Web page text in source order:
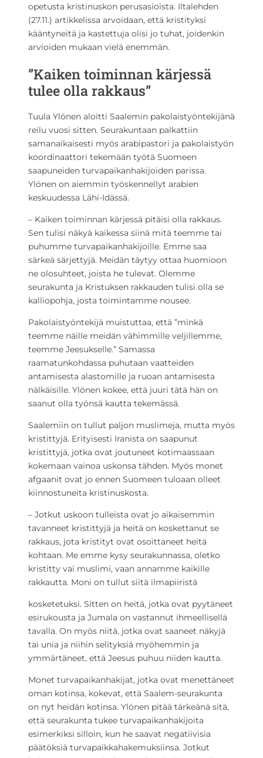
opetusta kristinuskon perusasioista. Iltalehden
(27.11.) artikkelissa arvoidaan, että kristityksi
kääntyneitä ja kastettuja olisi jo tuhat, joidenkin
arvioiden mukaan vielä enemmän.
”Kaiken toiminnan kärjessä
tulee olla rakkaus”
Tuula Ylönen aloitti Saalemin pakolaistyöntekijänä
reilu vuosi sitten. Seurakuntaan palkattiin
samanaikaisesti myös arabipastori ja pakolaistyön
koordinaattori tekemään työtä Suomeen
saapuneiden turvapaikanhakijoiden parissa.
Ylönen on aiemmin työskennellyt arabien
keskuudessa Lähi-Idässä.
– Kaiken toiminnan kärjessä pitäisi olla rakkaus.
Sen tulisi näkyä kaikessa siinä mitä teemme tai
puhumme turvapaikanhakijoille. Emme saa
särkeä särjettyjä. Meidän täytyy ottaa huomioon
ne olosuhteet, joista he tulevat. Olemme
seurakunta ja Kristuksen rakkauden tulisi olla se
kalliopohja, josta toimintamme nousee.
Pakolaistyöntekijä muistuttaa, että ”minkä
teemme näille meidän vähimmille veljillemme,
teemme Jeesukselle.” Samassa
raamatunkohdassa puhutaan vaatteiden
antamisesta alastomille ja ruoan antamisesta
nälkäisille. Ylönen kokee, että juuri tätä hän on
saanut olla työnsä kautta tekemässä.
Saalemiin on tullut paljon muslimeja, mutta myös
kristittyjä. Erityisesti Iranista on saapunut
kristittyjä, jotka ovat joutuneet kotimaassaan
kokemaan vainoa uskonsa tähden. Myös monet
afgaanit ovat jo ennen Suomeen tuloaan olleet
kiinnostuneita kristinuskosta.
– Jotkut uskoon tulleista ovat jo aikaisemmin
tavanneet kristittyjä ja heitä on koskettanut se
rakkaus, jota kristityt ovat osoittaneet heitä
kohtaan. Me emme kysy seurakunnassa, oletko
kristitty vai muslimi, vaan annamme kaikille
rakkautta. Moni on tullut siitä ilmapiiristä
kosketetuksi. Sitten on heitä, jotka ovat pyytäneet
esirukousta ja Jumala on vastannut ihmeellisellä
tavalla. On myös niitä, jotka ovat saaneet näkyjä
tai unia ja niihin selityksiä myöhemmin ja
ymmärtäneet, että Jeesus puhuu niiden kautta.
Monet turvapaikanhakijat, jotka ovat menettäneet
oman kotinsa, kokevat, että Saalem-seurakunta
on nyt heidän kotinsa. Ylönen pitää tärkeänä sitä,
että seurakunta tukee turvapaikanhakijoita
esimerkiksi silloin, kun he saavat negatiivisia
päätöksiä turvapaikkahakemuksiinsa. Jotkut